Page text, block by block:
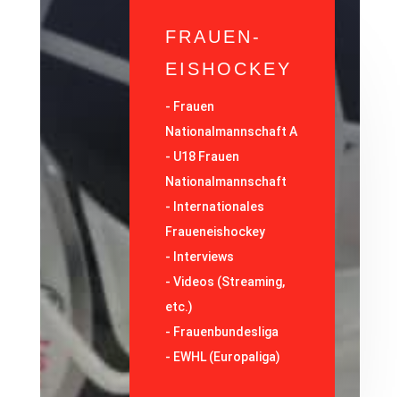
FRAUEN-
EISHOCKEY
- Frauen
Nationalmannschaft A
- U18 Frauen
Nationalmannschaft
- Internationales
Fraueneishockey
- Interviews
-Videos (Streaming,
etc.)
- Frauenbundesliga
- EWHL (Europaliga)